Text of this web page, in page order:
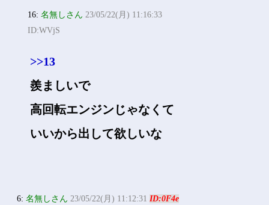
16:名無しさん 23/05/22(月) 11:16:33
ID:WVjS
>>13
羨ましいで
高回転エンジンじゃなくて
いいから出して欲しいな
6:名無しさん 23/05/22(月) 11:12:31ID:0F4e